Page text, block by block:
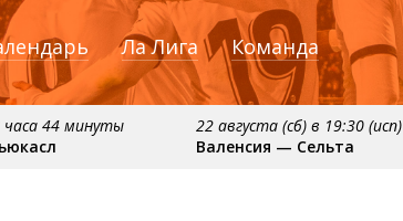
Ла Лига Команда
часа 44 минуты
22 августа (сб) в 19:30 (исп)
Валенсия — Сельта